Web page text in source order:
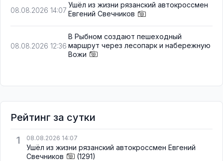
08.08.2026 14:07
Ушёл из жизни рязанский автокроссмен
Евгений Свечников
08.08.2026 12:36
В Рыбном создают пешеходный
маршрут через лесопарк и набережную
Вожи
Рейтинг за сутки
1
08.08.2026 14:07
Ушёл из жизни рязанский автокроссмен Евгений
Свечников
(1291)